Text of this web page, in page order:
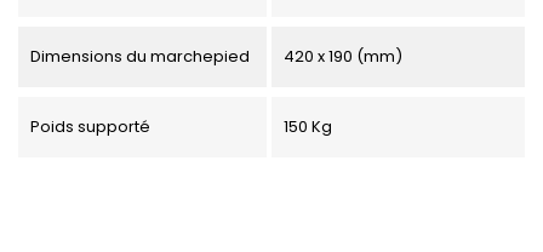
Dimensions du marchepied 420 x 190 (mm)
Poids supporté 150 Kg